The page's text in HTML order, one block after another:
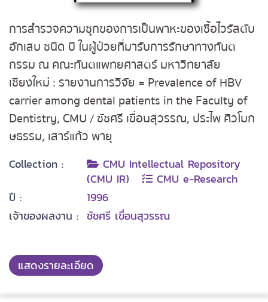
การสำรวจความชุกของการเป็นพาหะของเชื้อไวรัสตับ
อักเสบ ชนิด บี ในผู้ป่วยที่มารับการรักษาทางทันต
กรรม ณ คณะทันตแพทยศาสตร์ มหาวิทยาลัย
เชียงใหม่ : รายงานการวิจัย = Prevalence of HBV
carrier among dental patients in the Faculty of
Dentistry, CMU / ชัชศรี เขื่อนสุวรรณ, ประไพ ศิวโมก
ษธรรม, เสาร์แก้ว พายุ
Collection :
CMU Intellectual Repository
(CMU IR)
CMU e-Research
ปี :
1996
เจ้าของผลงาน : ชัชศรี เขื่อนสุวรรณ
แสดงรายละเอียด